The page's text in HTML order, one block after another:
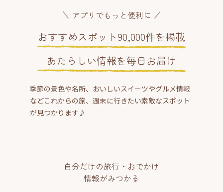
アプリでもっと便利に
おすすめスポット90,000件を掲載
あたらしい情報を毎日お届け
季節の景色や名所、おいしいスイーツやグルメ情報
などこれからの旅、週末に行きたい素敵なスポット
が見つかります♪
自分だけの旅行・おでかけ
情報がみつかる